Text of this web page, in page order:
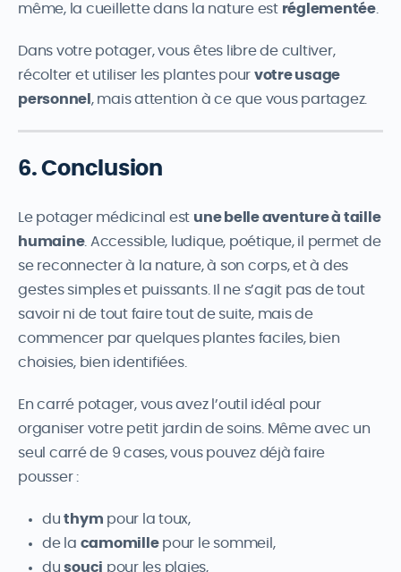
même, la cueillette dans la nature est réglementée
Dans votre potager, vous êtes libre de cultiver,
récolter et utiliser les plantes pour votre usage
personnel , mais attention à ce que vous partagez.
6. Conclusion
Le potager médicinal est une belle aventure à taille
humaine. Accessible, ludique, poétique, il permet de
se reconnecter à la nature, à son corps, et à des
gestes simples et puissants. Il ne s’agit pas de tout
savoir ni de tout faire tout de suite, mais de
commencer par quelques plantes faciles, bien
choisies, bien identifiées.
En carré potager, vous avez l’outil idéal pour
organiser votre petit jardin de soins. Même avec un
seul carré de 9 cases, vous pouvez déjà faire
pousser :
duthym pour la toux,
de la camomillepour le sommeil,
dusouci pour les plaies,